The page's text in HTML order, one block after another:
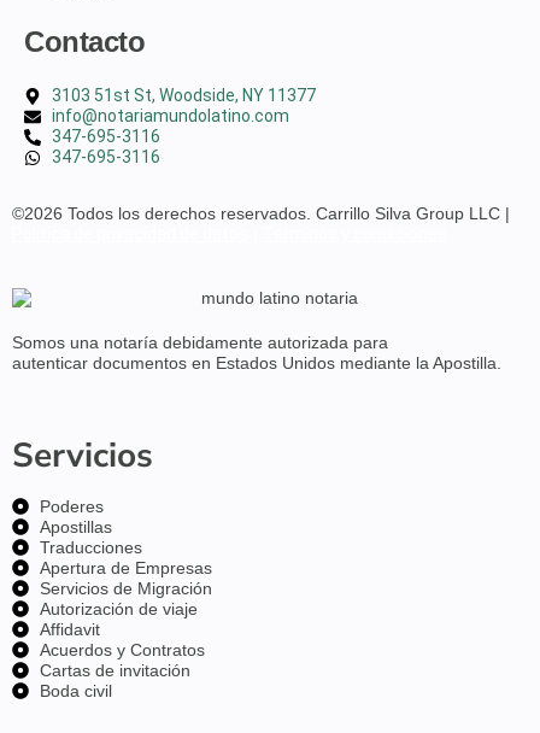
Contacto
3103 51st St, Woodside, NY 11377
info@notariamundolatino.com
347-695-3116
347-695-3116
©2026 Todos los derechos reservados. Carrillo Silva Group LLC |
Somos una notaría debidamente autorizada para
autenticar documentos en Estados Unidos mediante la Apostilla.
Servicios
Poderes
Apostillas
Traducciones
Apertura de Empresas
Servicios de Migración
Autorización de viaje
Affidavit
Acuerdos y Contratos
Cartas de invitación
Boda civil